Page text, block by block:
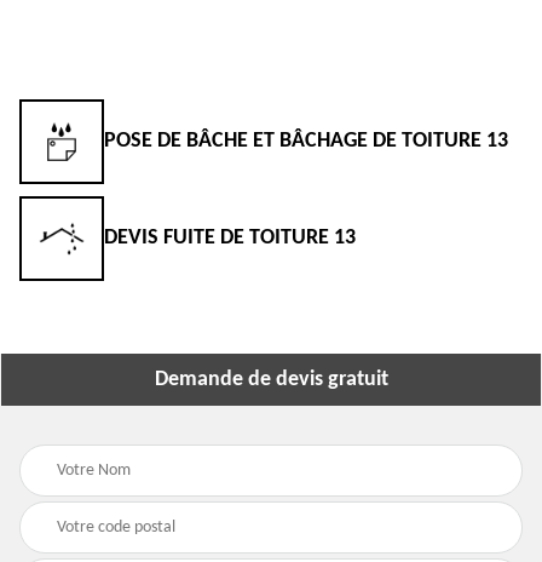
POSE DE BÂCHE ET BÂCHAGE DE TOITURE 13
DEVIS FUITE DE TOITURE 13
Demande de devis gratuit